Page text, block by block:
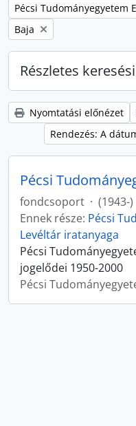
Remove filter:
Pécsi Tudományegyetem
Remove filter:
Baja
Részletes
Nyomtatási előnézet
Rendezés: A
fondcsoport · (1943-
Ennek része: Pécsi
Levéltár iratanyaga
Pécsi
jogelődei 1950-2000
Pécsi